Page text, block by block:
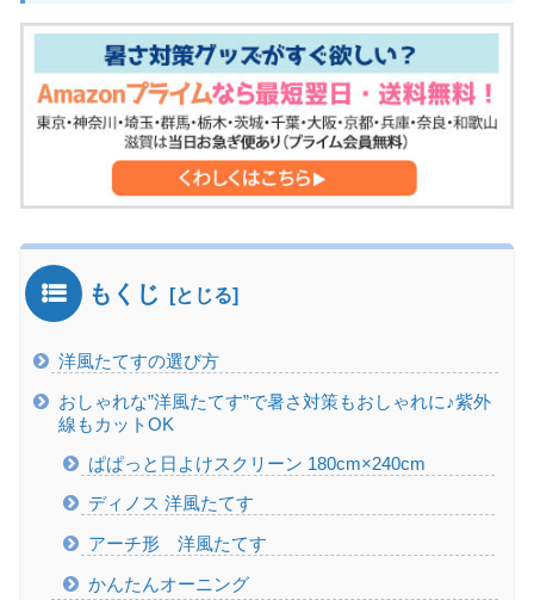
もくじ
洋風たてすの選び方
おしゃれな”洋風たてす”で暑さ対策もおしゃれに♪紫外
線もカットOK
ぱぱっと日よけスクリーン 180cm×240cm
ディノス 洋風たてす
アーチ形 洋風たてす
かんたんオーニング